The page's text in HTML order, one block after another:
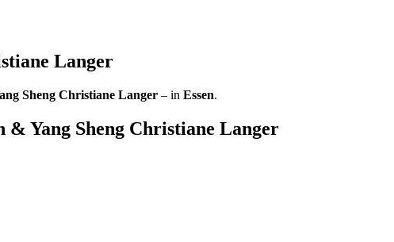
Langer
Sheng Christiane Langer – in Essen.
Yang Sheng Christiane Langer